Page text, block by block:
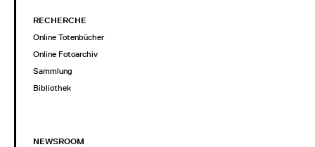
RECHERCHE
Online Totenbücher
Online Fotoarchiv
Sammlung
Bibliothek
NEWSROOM